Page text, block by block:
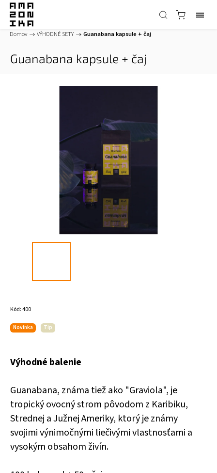
Domov / VÝHODNÉ SETY / Guanabana kapsule + čaj
Guanabana kapsule + čaj
Kód:400
Novinka Tip
Výhodné balenie
Guanabana, známa tiež ako "Graviola", je
tropický ovocný strom pôvodom z Karibiku,
Strednej a Južnej Ameriky, ktorý je známy
svojimi výnimočnými liečivými vlastnosťami a
vysokým obsahom živín.